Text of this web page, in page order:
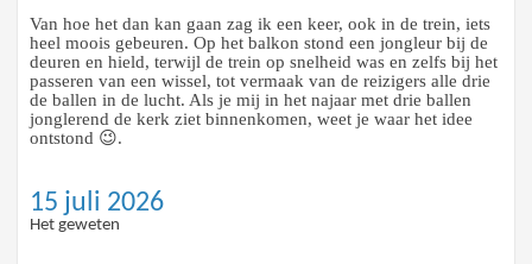
Van hoe het dan kan gaan zag ik een keer, ook in de trein, iets
heel moois gebeuren. Op het balkon stond een jongleur bij de
deuren en hield, terwijl de trein op snelheid was en zelfs bij het
passeren van een wissel, tot vermaak van de reizigers alle drie
de ballen in de lucht. Als je mij in het najaar met drie ballen
jonglerend de kerk ziet binnenkomen, weet je waar het idee
ontstond 😉.
15 juli 2026
Het geweten